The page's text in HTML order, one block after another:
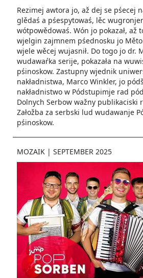
Rezimej awtora jo, až dej se pśecej
glědaś a pśespytowaś, lěc
wótpowědowaś. Wón jo pokazał, až
wjelgin zajmnem pśednosku jo
wjele wěcej wujasnił. Do togo jo dr.
wudawaŕka serije, pokazała na
pśinoskow. Zastupny wjednik
nakładnistwa, Marco Winkler, jo
nakładnistwo w Pódstupimje rad
Dolnych Serbow wažny publikaciski
Załožba za serbski lud wudawanje
pśinoskow.
MOZAIK | SEPTEMBER 2025